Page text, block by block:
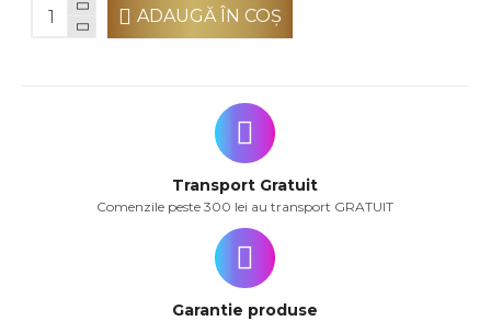
ADAUGĂ ÎN COŞ
Transport Gratuit
Comenzile peste 300 lei au transport GRATUIT
Garantie produse